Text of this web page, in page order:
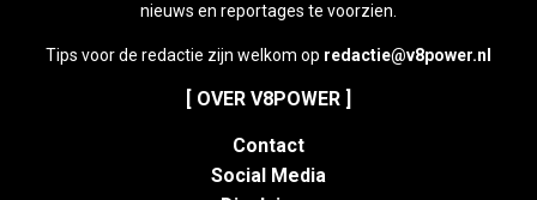
nieuws en reportages te voorzien.
Tips voor de redactie zijn welkom op redactie@v8power.nl
[ OVER V8POWER ]
Contact
Social Media